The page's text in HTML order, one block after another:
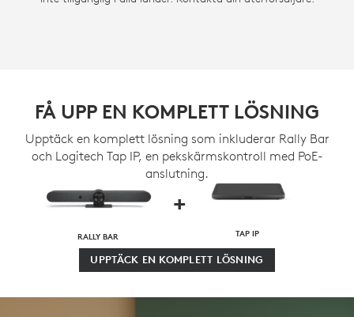
FÅ UPP EN KOMPLETT LÖSNING
Upptäck en komplett lösning som inkluderar Rally Bar
och Logitech Tap IP, en pekskärmskontroll med PoE-
anslutning.
RALLY BAR
+
TAP IP
UPPTÄCK EN KOMPLETT LÖSNING